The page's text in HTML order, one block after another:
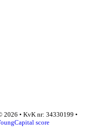
• KvK nr: 34330199 •
score